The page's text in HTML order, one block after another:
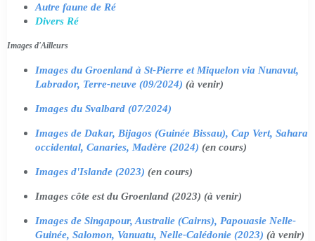
Autre faune de Ré
Divers Ré
Images d'Ailleurs
Images du Groenland à St-Pierre et Miquelon via Nunavut,
Labrador, Terre-neuve (09/2024) (à venir)
Images du Svalbard (07/2024)
Images de Dakar, Bijagos (Guinée Bissau), Cap Vert, Sahara
occidental, Canaries, Madère (2024) (en cours)
Images d'Islande (2023) (en cours)
Images côte est du Groenland (2023) (à venir)
Images de Singapour, Australie (Cairns), Papouasie Nelle-
Guinée, Salomon, Vanuatu, Nelle-Calédonie (2023) (à venir)